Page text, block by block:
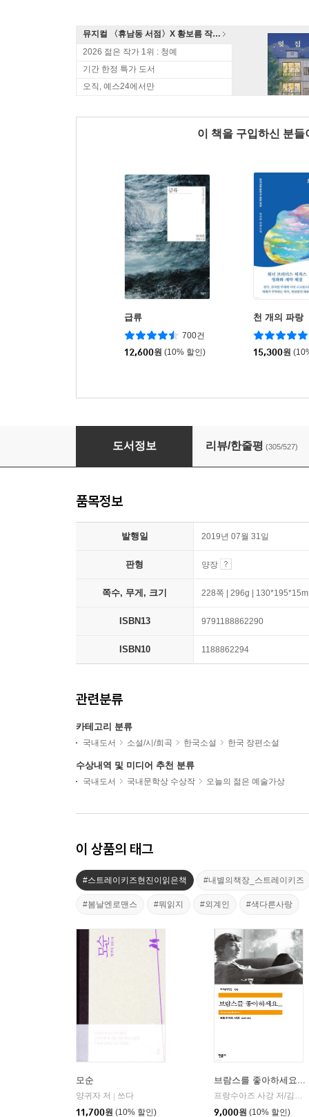
뮤지컬 〈휴남동 서점〉X 황보름 작가 북토크
2026 젊은 작가 1위 : 청예
기간 한정 특가 도서
오직, 예스24에서만
이 책을 구입하신 분
급류
700건
12,600원 (10% 할인)
천 개의 파랑
15,300원
지구에서 한아뿐
도서정보 리뷰/한줄평 (305/527)
품목정보
발행일 2019년 07월 31일
판형 양장
쪽수, 무게, 크기 228쪽 | 296g |
ISBN13 9791188862290
ISBN10 1188862294
관련분류
카테고리 분류
국내도서 소설/시/희곡 한국소설 한국 장편소설
수상내역 및 미디어 추천 분류
국내도서 국내문학상 수상작 오늘의 젊은 예술가상
이 상품의 태그
#스트레이키즈현진이읽은책 #내별의책장_스트레이키즈
#봄날엔로맨스 #뭐읽지 #외계인 #색다른사랑
모순
양귀자 저
쓰다
11,700원 (10% 할인)
브람스를 좋아하세요...
프랑수아즈 사강 저/김남주 역
9,000원 (10% 할인)